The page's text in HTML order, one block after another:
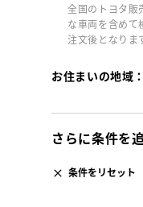
全国のトヨタ販
な車両を含めて
注文後となりま
お住まいの地域：
さらに条件を
条件をリセット